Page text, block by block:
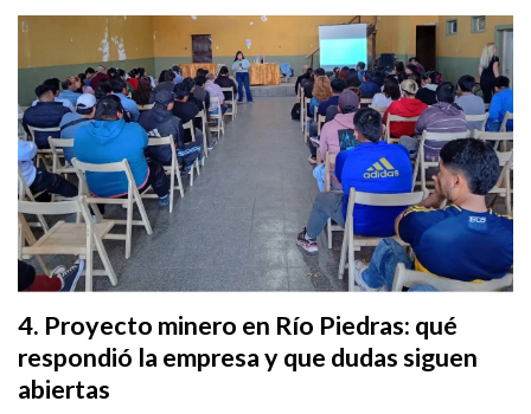
Proyecto minero en Río Piedras: qué
respondió la empresa y que dudas siguen
abiertas